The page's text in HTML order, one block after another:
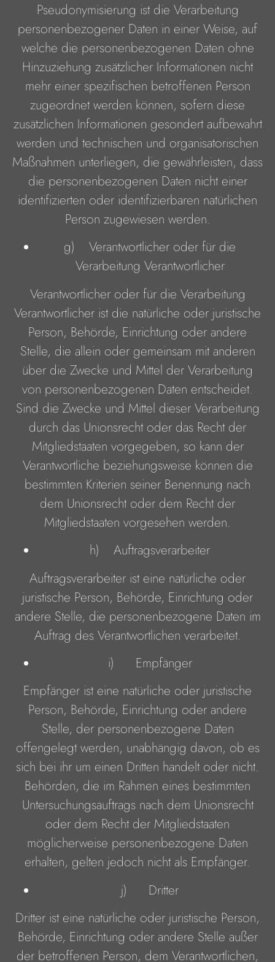
Pseudonymisierung ist die Verarbeitung
personenbezogener Daten in einer Weise, auf
welche die personenbezogenen Daten ohne
Hinzuziehung zusätzlicher Informationen nicht
mehr einer spezifischen betroffenen Person
zugeordnet werden können, sofern diese
zusätzlichen Informationen gesondert aufbewahrt
werden und technischen und organisatorischen
Maßnahmen unterliegen, die gewährleisten, dass
die personenbezogenen Daten nicht einer
identifizierten oder identifizierbaren natürlichen
Person zugewiesen werden.
g) Verantwortlicher oder für die
Verarbeitung Verantwortlicher
Verantwortlicher oder für die Verarbeitung
Verantwortlicher ist die natürliche oder juristische
Person, Behörde, Einrichtung oder andere
Stelle, die allein oder gemeinsam mit anderen
über die Zwecke und Mittel der Verarbeitung
von personenbezogenen Daten entscheidet.
Sind die Zwecke und Mittel dieser Verarbeitung
durch das Unionsrecht oder das Recht der
Mitgliedstaaten vorgegeben, so kann der
Verantwortliche beziehungsweise können die
bestimmten Kriterien seiner Benennung nach
dem Unionsrecht oder dem Recht der
Mitgliedstaaten vorgesehen werden.
h) Auftragsverarbeiter
Auftragsverarbeiter ist eine natürliche oder
juristische Person, Behörde, Einrichtung oder
andere Stelle, die personenbezogene Daten im
Auftrag des Verantwortlichen verarbeitet.
i) Empfänger
Empfänger ist eine natürliche oder juristische
Person, Behörde, Einrichtung oder andere
Stelle, der personenbezogene Daten
offengelegt werden, unabhängig davon, ob es
sich bei ihr um einen Dritten handelt oder nicht.
Behörden, die im Rahmen eines bestimmten
Untersuchungsauftrags nach dem Unionsrecht
oder dem Recht der Mitgliedstaaten
möglicherweise personenbezogene Daten
erhalten, gelten jedoch nicht als Empfänger.
j) Dritter
Dritter ist eine natürliche oder juristische Person,
Behörde, Einrichtung oder andere Stelle außer
der betroffenen Person, dem Verantwortlichen,